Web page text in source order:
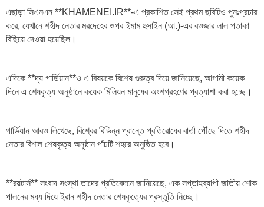
এছাড়া সিএনএন **KHAMENEI.IR**-এ প্রকাশিত সেই প্রথম ছবিটিও পুনঃপ্রচার
করে, যেখানে শহীদ নেতার মরদেহের ওপর ইমাম হুসাইন (আ.)-এর রওজার লাল পতাকা
বিছিয়ে দেওয়া হয়েছিল।
এদিকে **দ্য গার্ডিয়ান**ও এ বিষয়কে বিশেষ গুরুত্ব দিয়ে জানিয়েছে, আগামী কয়েক
দিনে এ শেষকৃত্য অনুষ্ঠানে কয়েক মিলিয়ন মানুষের অংশগ্রহণের প্রত্যাশা করা হচ্ছে।
গার্ডিয়ান আরও লিখেছে, বিশ্বের বিভিন্ন প্রান্তে প্রতিরোধের বার্তা পৌঁছে দিতে শহীদ
নেতার বিশাল শেষকৃত্য অনুষ্ঠান পাঁচটি শহরে অনুষ্ঠিত হবে।
**রয়টার্স** সংবাদ সংস্থা তাদের প্রতিবেদনে জানিয়েছে, এক সপ্তাহব্যাপী জাতীয় শোক
পালনের মধ্য দিয়ে ইরান শহীদ নেতার শেষকৃত্যের প্রস্তুতি নিচ্ছে।